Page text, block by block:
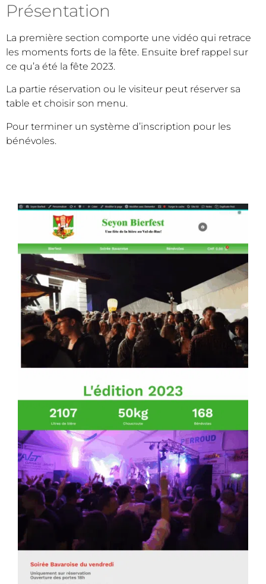
Présentation
La première section comporte une vidéo qui retrace
les moments forts de la fête. Ensuite bref rappel sur
ce qu’a été la fête 2023.
La partie réservation ou le visiteur peut réserver sa
table et choisir son menu.
Pour terminer un système d’inscription pour les
bénévoles.